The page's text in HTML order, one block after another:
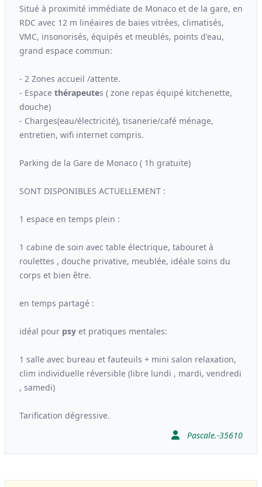
Situé à proximité immédiate de Monaco et de la gare, en
RDC avec 12 m linéaires de baies vitrées, climatisés,
VMC, insonorisés, équipés et meublés, points d'eau,
grand espace commun:
- 2 Zones accueil /attente.
- Espace thérapeutes ( zone repas équipé kitchenette,
douche)
- Charges(eau/électricité), tisanerie/café ménage,
entretien, wifi internet compris.
Parking de la Gare de Monaco ( 1h gratuite)
SONT DISPONIBLES ACTUELLEMENT :
1 espace en temps plein :
1 cabine de soin avec table électrique, tabouret à
roulettes , douche privative, meublée, idéale soins du
corps et bien être.
en temps partagé :
idéal pour psy et pratiques mentales:
1 salle avec bureau et fauteuils + mini salon relaxation,
clim individuelle réversible (libre lundi , mardi, vendredi
, samedi)
Tarification dégressive.
Pascale.-35610